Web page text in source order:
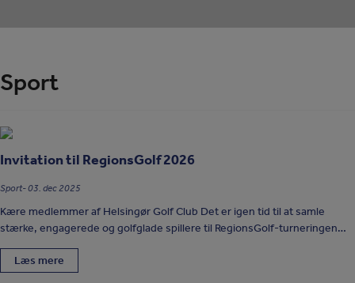
Sport
Invitation til RegionsGolf 2026
Sport 03. dec 2025
Kære medlemmer af Helsingør Golf Club Det er igen tid til at samle
stærke, engagerede og golfglade spillere til RegionsGolf-turneringen…
Læs mere